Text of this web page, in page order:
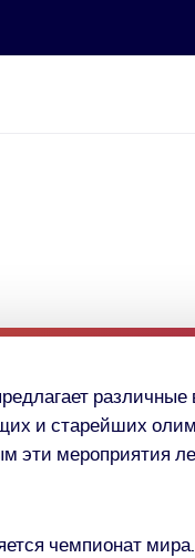
различные
и старейших
эти мероприятия
чемпионат